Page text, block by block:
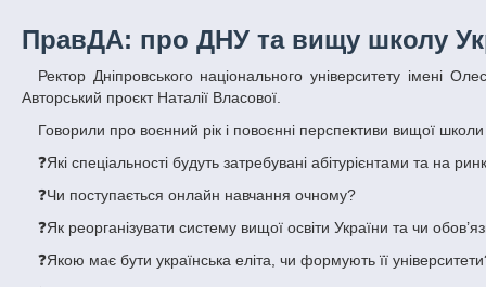
ПравДА: про ДНУ та вищу школу
Ректор Дніпровського національного університету імені Олеся Гончара Сергій Оковитий у програмі «ПравДа» на телеканалі ДніпроTV.
Авторський проєкт Наталії Власової.
Говорили про воєнний рік і повоєнні перспективи вищої
❓Які спеціальності будуть затребувані абітурієнтами та на
❓Чи поступається онлайн навчання очному?
❓Як реорганізувати систему вищої освіти України та чи
❓Якою має бути українська еліта, чи формують її